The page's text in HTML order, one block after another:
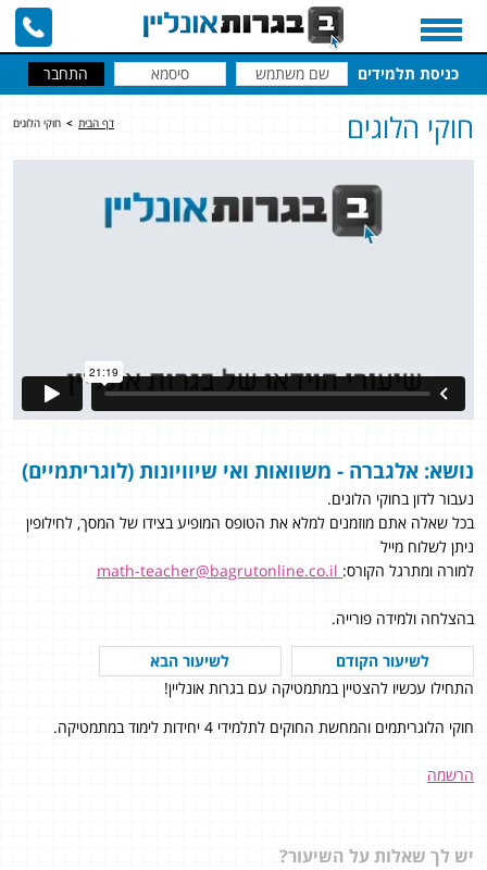
כניסת תלמידים
דף הבית > חוקי הלוגים חוקי הלוגים
נושא: אלגברה - משוואות ואי שיוויונות (לוגריתמיים)
נעבור לדון בחוקי הלוגים.
בכל שאלה אתם מוזמנים למלא את הטופס המופיע בצידו של המסך, לחילופין
ניתן לשלוח מייל
למורה ומתרגל הקורס:
בהצלחה ולמידה פורייה.
לשיעור הקודם
לשיעור הבא
התחילו עכשיו להצטיין במתמטיקה עם בגרות אונליין!
חוקי הלוגריתמים והמחשת החוקים לתלמידי 4 יחידות לימוד במתמטיקה.
הרשמה
יש לך שאלות על השיעור?